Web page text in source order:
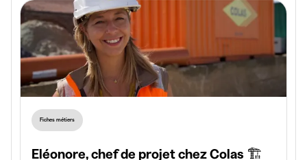
Fiches métiers
Eléonore, chef de projet chez Colas 🏗️